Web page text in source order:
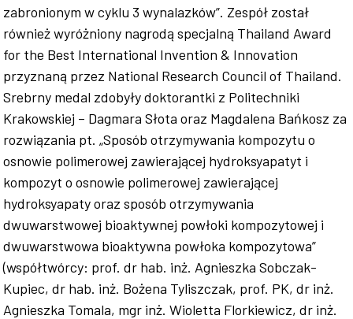
zabronionym w cyklu 3 wynalazków”. Zespół został
również wyróżniony nagrodą specjalną Thailand Award
for the Best International Invention & Innovation
przyznaną przez National Research Council of Thailand.
Srebrny medal zdobyły doktorantki z Politechniki
Krakowskiej – Dagmara Słota oraz Magdalena Bańkosz za
rozwiązania pt. „Sposób otrzymywania kompozytu o
osnowie polimerowej zawierającej hydroksyapatyt i
kompozyt o osnowie polimerowej zawierającej
hydroksyapaty oraz sposób otrzymywania
dwuwarstwowej bioaktywnej powłoki kompozytowej i
dwuwarstwowa bioaktywna powłoka kompozytowa”
(współtwórcy: prof. dr hab. inż. Agnieszka Sobczak-
Kupiec, dr hab. inż. Bożena Tyliszczak, prof. PK, dr inż.
Agnieszka Tomala, mgr inż. Wioletta Florkiewicz, dr inż.